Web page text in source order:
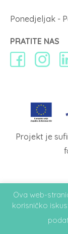
Ponedjeljak -
PRATITE NAS
Projekt je
Design & Hosting:
Ova web-
korisničko